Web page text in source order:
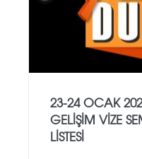
23-24 OCAK
GELİŞİM VİZE
LİSTESİ